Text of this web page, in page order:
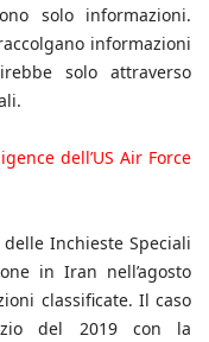
solo informazioni.
informazioni
solo attraverso
dell’US Air Force
delle Inchieste Speciali
in Iran nell’agosto
classificate. Il caso
del 2019 con la